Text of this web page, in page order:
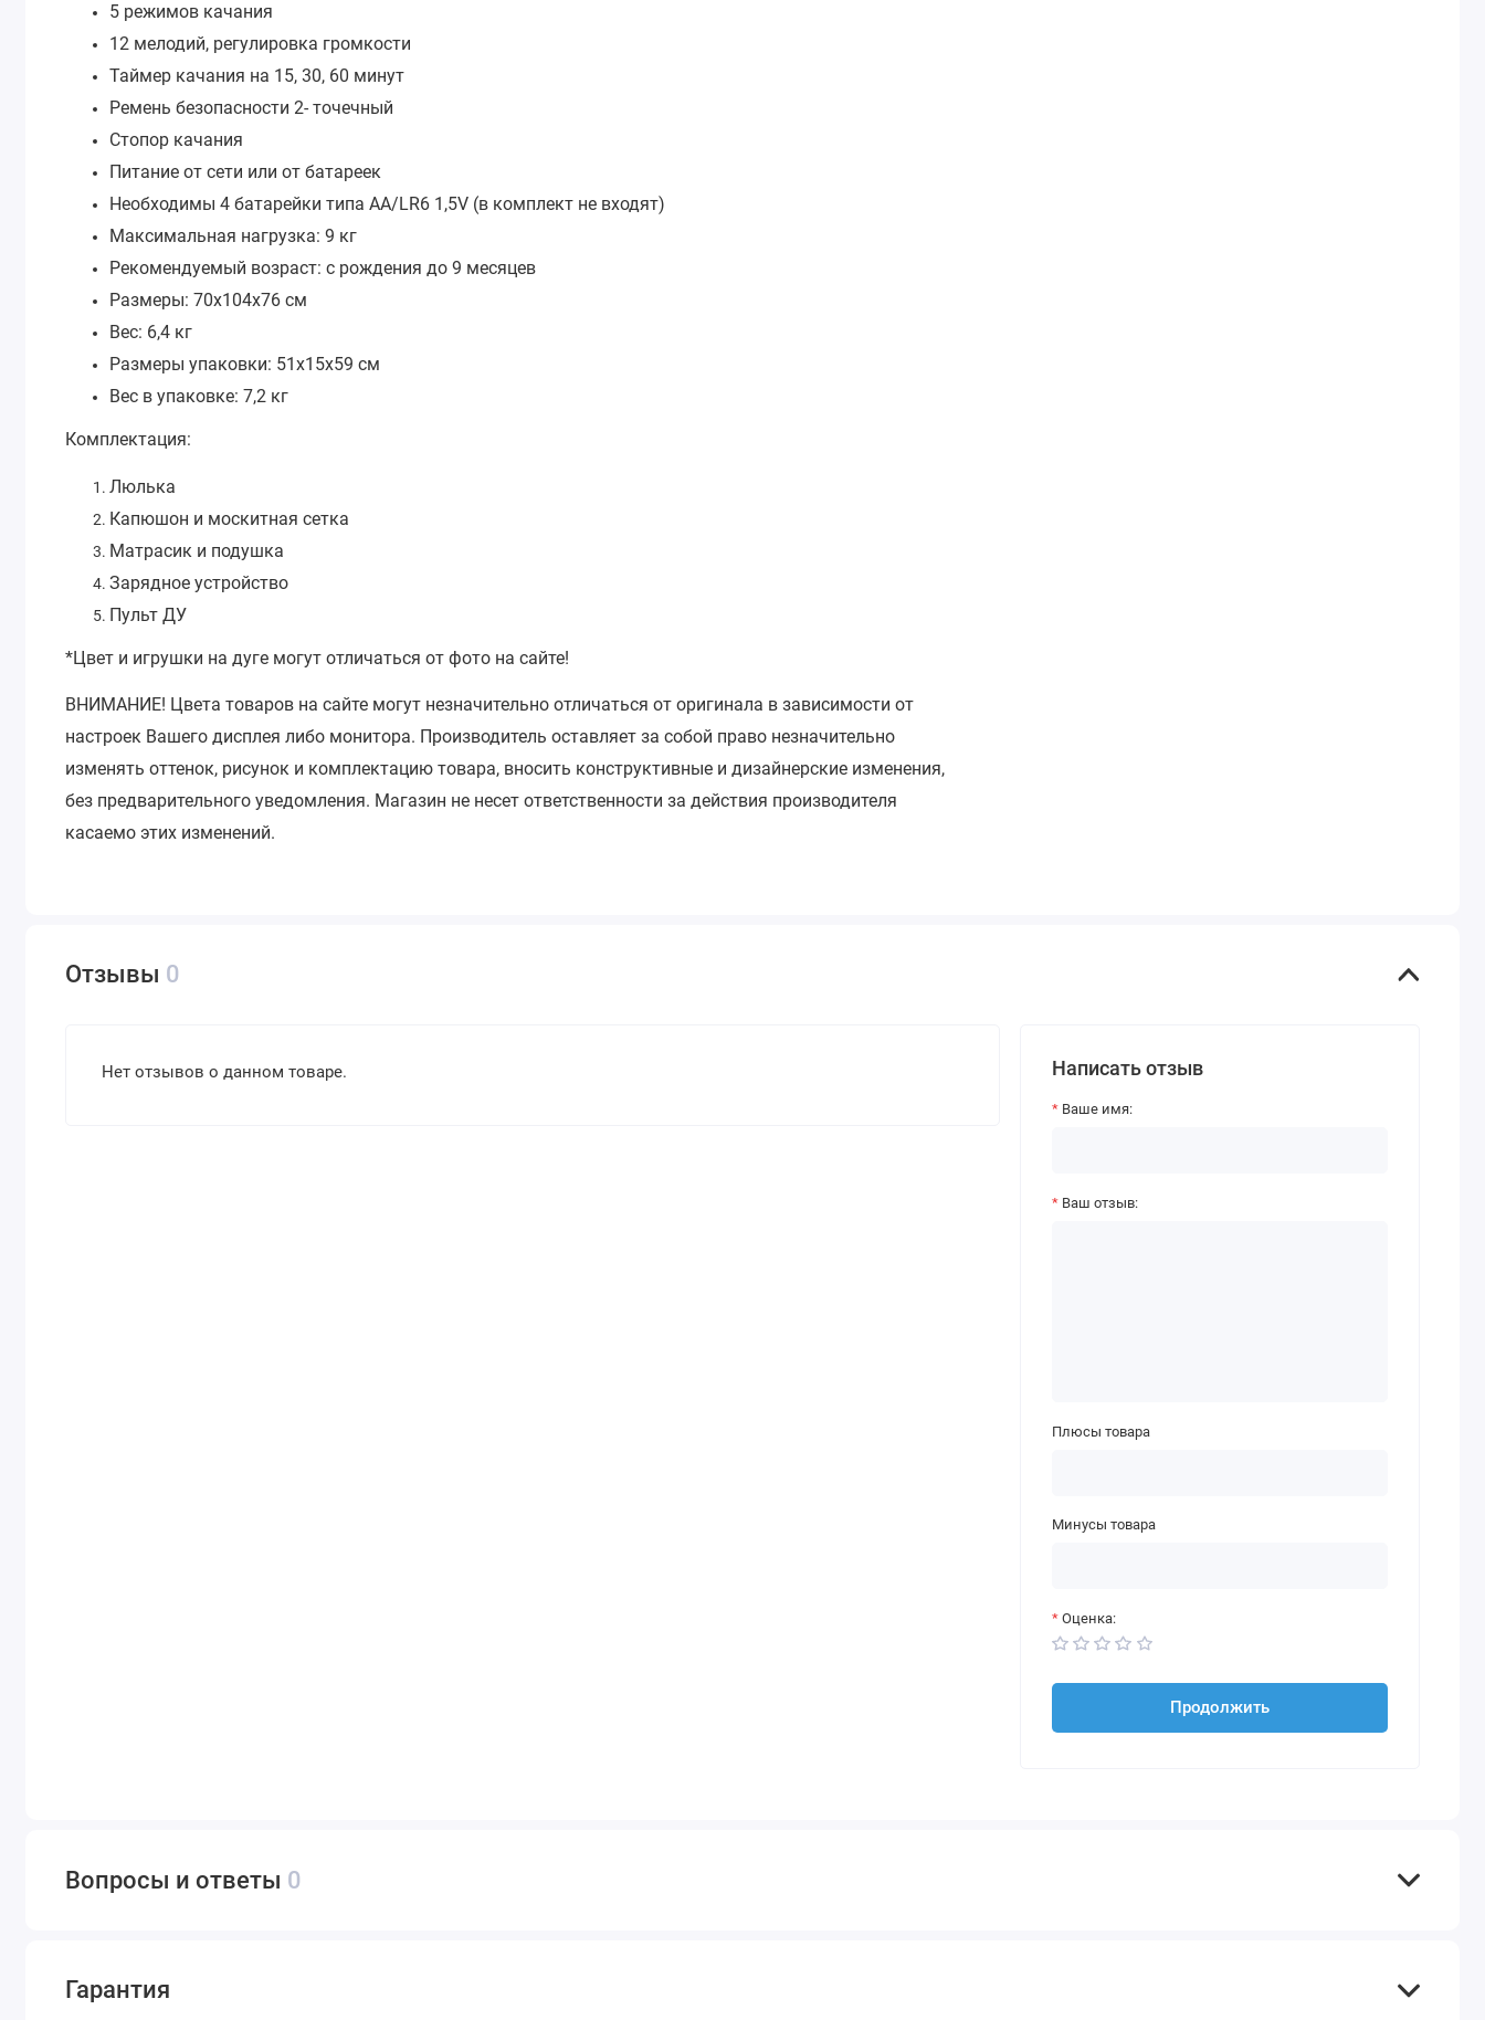
5 режимов качания
12 мелодий, регулировка громкости
Таймер качания на 15, 30, 60 минут
Ремень безопасности 2- точечный
Стопор качания
Питание от сети или от батареек
Необходимы 4 батарейки типа АА/LR6 1,5V (в комплект не входят)
Максимальная нагрузка: 9 кг
Рекомендуемый возраст: с рождения до 9 месяцев
Размеры: 70х104х76 см
Вес: 6,4 кг
Размеры упаковки: 51х15х59 см
Вес в упаковке: 7,2 кг
Комплектация:
Люлька
Капюшон и москитная сетка
Матрасик и подушка
Зарядное устройство
Пульт ДУ
*Цвет и игрушки на дуге могут отличаться от фото на сайте!
ВНИМАНИЕ! Цвета товаров на сайте могут незначительно отличаться от оригинала в зависимости от
настроек Вашего дисплея либо монитора. Производитель оставляет за собой право незначительно
изменять оттенок, рисунок и комплектацию товара, вносить конструктивные и дизайнерские изменения,
без предварительного уведомления. Магазин не несет ответственности за действия производителя
касаемо этих изменений.
Отзывы 0
Нет отзывов о данном товаре. Написать отзыв
Ваше имя:
Ваш отзыв:
Плюсы товара
Минусы товара
Оценка:
Продолжить
Вопросы и ответы 0
Гарантия